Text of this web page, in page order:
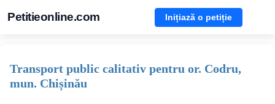
Petitieonline.com Inițiază o petiție
Transport public calitativ pentru or. Codru,
mun. Chișinău